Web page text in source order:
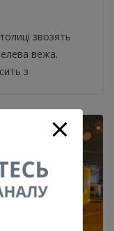
звозять
вежа.
з